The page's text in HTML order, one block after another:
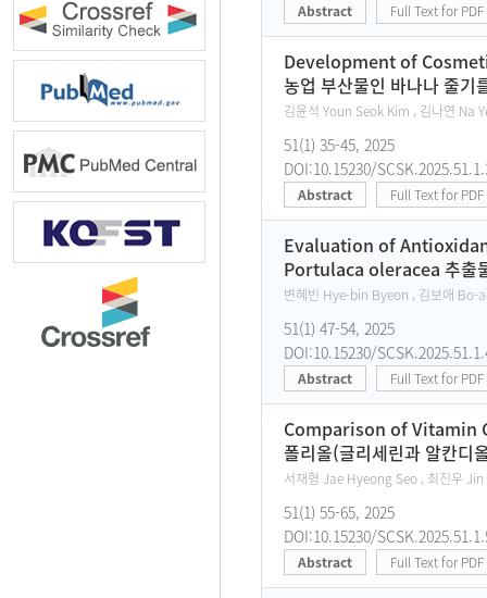
Abstract Full Text for PDF
Development of
농업 부산물인 바나나 줄기
김윤석 Youn Seok Kim , 김나연 Na
51(1) 35-45, 2025
DOI:10.15230/
Abstract Full Text for PDF
Evaluation of
Portulaca oleracea 추출
변혜빈 Hye-bin Byeon , 김보애 Bo-
51(1) 47-54, 2025
DOI:10.15230/
Abstract Full Text for PDF
Comparison of Vitamin
폴리올(글리세린과 알칸디
서재형 Jae Hyeong Seo , 최진우
51(1) 55-65, 2025
DOI:10.15230/
Abstract Full Text for PDF